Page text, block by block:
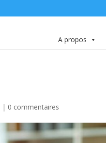
A propos
| 0 commentaires